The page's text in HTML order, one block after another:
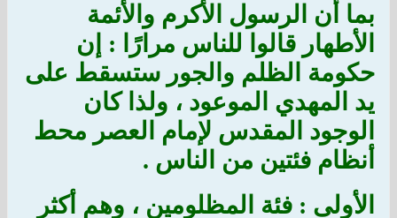
بما أن الرسول الأكرم والأئمة
الأطهار قالوا للناس مرارًا : إن
حكومة الظلم والجور ستسقط على
يد المهدي الموعود ، ولذا كان
الوجود المقدس لإمام العصر محط
أنظام فئتين من الناس .
الأولى : فئة المظلومين ، وهم أكثر